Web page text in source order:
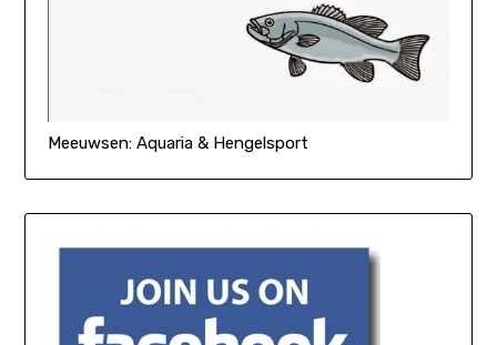
Meeuwsen: Aquaria & Hengelsport